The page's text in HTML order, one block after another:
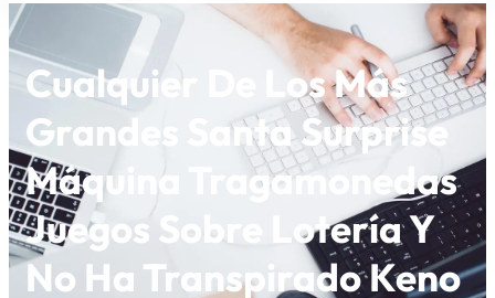
Cualquier De Los Más
Grandes Santa Surprise
Máquina Tragamonedas
Juegos Sobre Lotería Y
No Ha Transpirado Keno